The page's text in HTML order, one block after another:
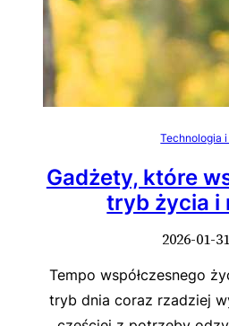
Technologia
Gadżety, które
tryb życia i
2026-01-31
Tempo współczesnego
tryb dnia coraz rzadziej